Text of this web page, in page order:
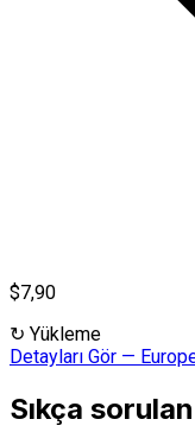
$7,90
↻ Yükleme
Detayları Gör —
Sıkça